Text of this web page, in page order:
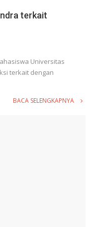
terkait
Universitas
terkait dengan
BACA SELENGKAPNYA